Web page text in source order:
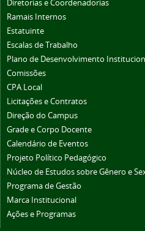
Diretorias e Coordenadorias
Ramais Internos
Estatuinte
Escalas de Trabalho
Plano de Desenvolvimento
Comissões
CPA Local
Licitações e Contratos
Direção do Campus
Grade e Corpo Docente
Calendário de Eventos
Projeto Político Pedagógico
Núcleo de Estudos sobre Gênero e
Programa de Gestão
Marca Institucional
Ações e Programas